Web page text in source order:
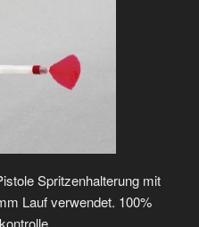
Spritzenhalterung mit
Lauf verwendet. 100%